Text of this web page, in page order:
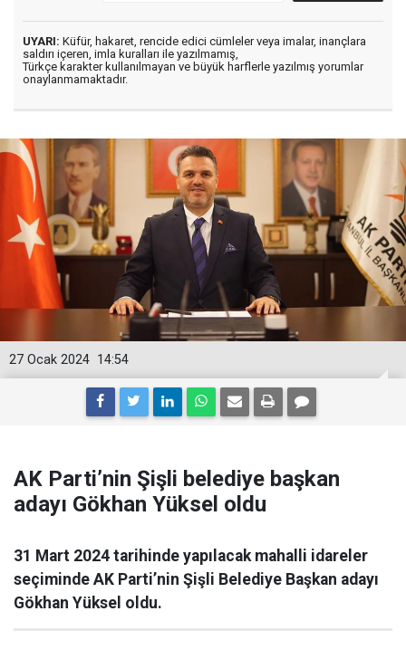
UYARI: Küfür, hakaret, rencide edici cümleler veya imalar, inançlara
saldırı içeren, imla kuralları ile yazılmamış,
Türkçe karakter kullanılmayan ve büyük harflerle yazılmış yorumlar
onaylanmamaktadır.
14:54
27 Ocak 2024
AK Parti’nin Şişli belediye başkan
adayı Gökhan Yüksel oldu
31 Mart 2024 tarihinde yapılacak mahalli idareler
seçiminde AK Parti’nin Şişli Belediye Başkan adayı
Gökhan Yüksel oldu.